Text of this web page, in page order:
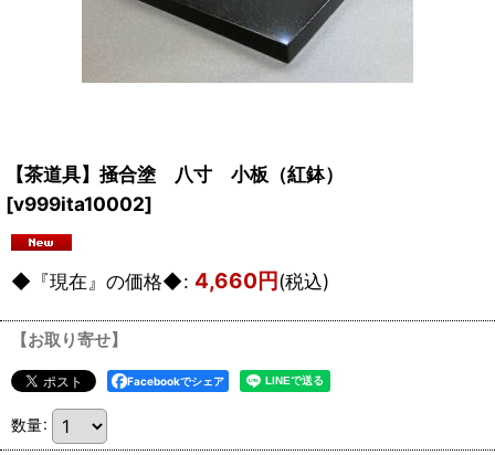
【茶道具】掻合塗 八寸 小板（紅鉢）
[v999ita10002]
◆『現在』の価格◆: 4,660円(税込)
【お取り寄せ】
Facebookでシェア
数量: